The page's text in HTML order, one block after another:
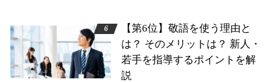
【第6位】敬語を使う理由と
は？ そのメリットは？ 新人・
若手を指導するポイントを解
説